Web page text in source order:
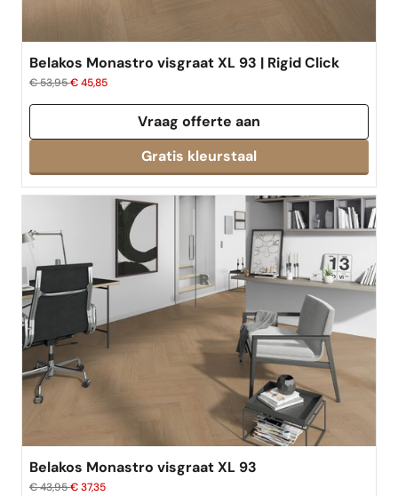
Belakos Monastro visgraat XL 93 | Rigid Click
€ 53,95€ 45,85
Vraag offerte aan
Belakos Monastro visgraat XL 93
€ 43,95€ 37,35